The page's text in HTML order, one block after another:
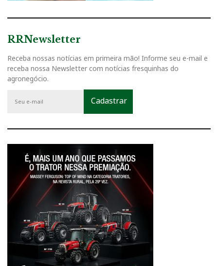
RRNewsletter
Receba nossas notícias em primeira mão! Informe seu e-mail e
receba nossa Newsletter com notícias fresquinhas do
agronegócio.